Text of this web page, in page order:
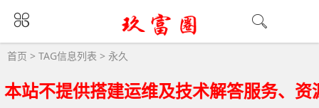
首页 > TAG信息列表 > 永久
本站不提供搭建运维及技术解答服务、